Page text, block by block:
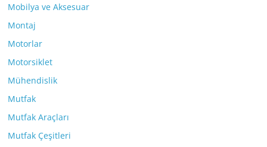
Mobilya ve Aksesuar
Montaj
Motorlar
Motorsiklet
Mühendislik
Mutfak
Mutfak Araçları
Mutfak Çeşitleri